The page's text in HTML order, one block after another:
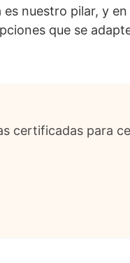
nuestro pilar, y en
que se
certificadas para